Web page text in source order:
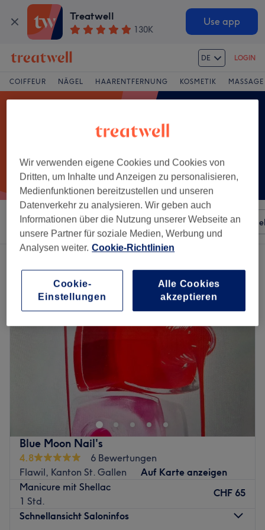
Treatwell
130K
Use app
DE LOGIN
COIFFEUR NÄGEL HAARENTFERNUNG KOSMETIK MASSAGE
Sortieren nach Besonderheiten Salons
Blue Moon Nail's
4.8
6 Bewertungen
Flawil, Kanton St. Gallen
Auf Karte anzeigen
Manicure mit Shellac
1 Std.
CHF 65
Schnellansicht Saloninfos
Wir verwenden eigene Cookies und Cookies von
Dritten, um Inhalte und Anzeigen zu personalisieren,
Medienfunktionen bereitzustellen und unseren
Datenverkehr zu analysieren. Wir geben auch
Informationen über die Nutzung unserer Webseite an
unsere Partner für soziale Medien, Werbung und
Analysen weiter. Cookie-Richtlinien
Alle Cookies
akzeptieren
Cookie-
Einstellungen